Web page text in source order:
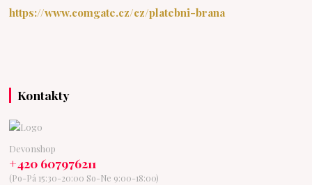
https://www.comgate.cz/cz/platebni-brana
Kontakty
Devonshop
+420 607976211
(Po-Pá 15:30-20:00 So-Ne 9:00-18:00)